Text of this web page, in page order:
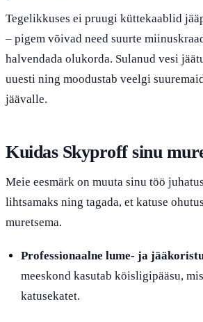
Tegelikkuses ei pruugi küttekaablid
– pigem võivad need suurte
halvendada olukorda. Sulanud vesi
uuesti ning moodustab veelgi
jäävalle.
Kuidas Skyproff sinu
Meie eesmärk on muuta sinu töö
lihtsamaks ning tagada, et katuse
muretsema.
Professionaalne lume- ja
meeskond kasutab köisligipääsu,
katusekatet.